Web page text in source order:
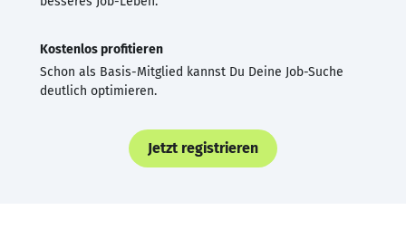
Kostenlos profitieren
Schon als Basis-Mitglied kannst Du Deine Job-Suche
deutlich optimieren.
Jetzt registrieren